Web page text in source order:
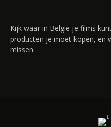
Kijk waar in België je films
producten je moet kopen, en
missen.